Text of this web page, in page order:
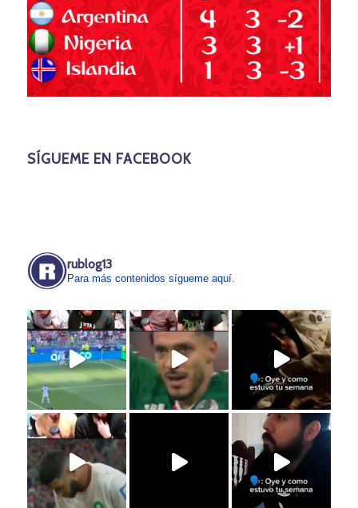
SÍGUEME EN FACEBOOK
rublog13
Para más contenidos sígueme aquí.